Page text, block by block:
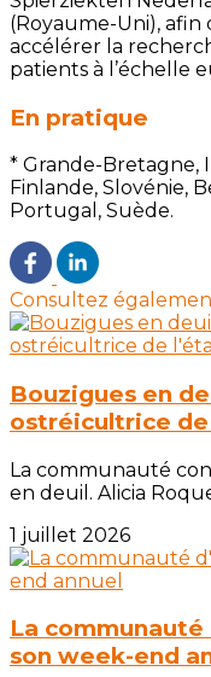
(Royaume-Uni),
accélérer la
patients à l’échelle
En pratique
* Grande-Bretagne,
Finlande, Slovénie,
Portugal, Suède.
Consultez
Bouzigues en
ostréicultrice
La communauté
en deuil. Alicia
1 juillet 2026
La communauté
son week-end